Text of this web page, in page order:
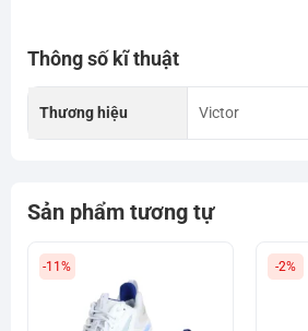
Thông số kĩ thuật
Thương hiệu Victor
Sản phẩm tương tự
-11% -2%